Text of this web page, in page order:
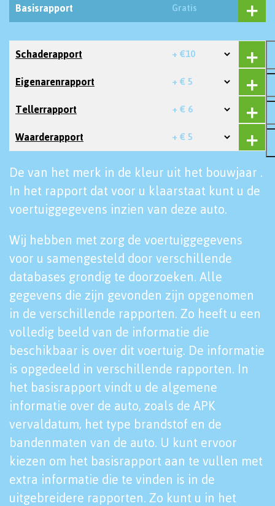
Basisrapport Gratis
Schaderapport + €10
Eigenarenrapport + € 5
Tellerrapport + € 6
Waarderapport + € 5
De van het merk in de kleur uit het bouwjaar .
In het rapport dat voor u klaarstaat kunt u de
voertuiggegevens inzien van deze auto.
Wij hebben met zorg de voertuiggegevens
voor u samengesteld door verschillende
databases grondig te doorzoeken. Alle
gegevens die zijn gevonden zijn opgenomen
in de verschillende rapporten. Zo heeft u een
volledig beeld van de informatie die
beschikbaar is over dit voertuig. De informatie
is opgedeeld in verschillende rapporten. In
het basisrapport vindt u de algemene
informatie over de auto, zoals de APK
vervaldatum, het type brandstof en de
bandenmaten van de auto. U kunt ervoor
kiezen om het basisrapport aan te vullen met
extra informatie die te vinden is in de
uitgebreidere rapporten. Zo kunt u in het